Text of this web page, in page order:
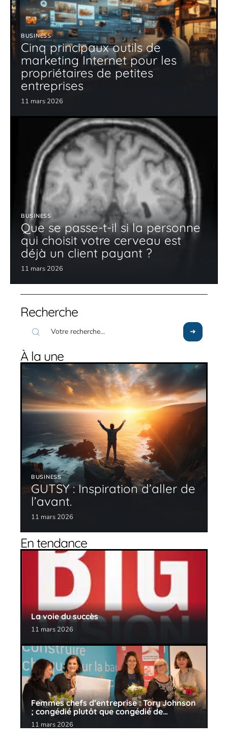
BUSINESS
Cinq principaux outils de
marketing Internet pour les
propriétaires de petites
entreprises
11 mars 2026
BUSINESS
Que se passe-t-il si la personne
qui choisit votre cerveau est
déjà un client payant ?
11 mars 2026
Recherche
À la une
BUSINESS
GUTSY : Inspiration d’aller de
l’avant.
11 mars 2026
En tendance
La voie du succès
11 mars 2026
Femmes chefs d’entreprise : Tory Johnson
; congédié plutôt que congédié de…
11 mars 2026